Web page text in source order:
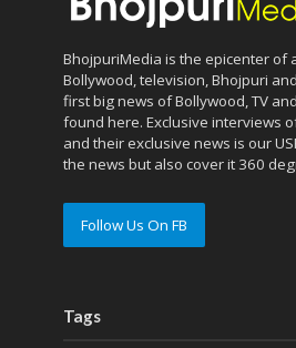
BhojpuriMedia is the epicenter of
Bollywood, television, Bhojpuri
first big news of Bollywood, TV
found here. Exclusive interviews
and their exclusive news is our
the news but also cover it 360
Follow Us On FB
Tags